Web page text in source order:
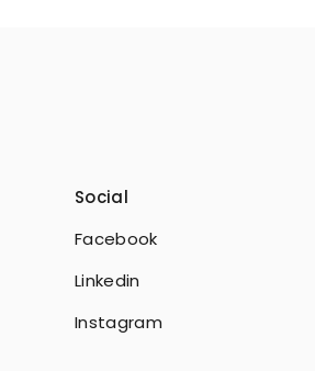
Social
Facebook
Linkedin
Instagram